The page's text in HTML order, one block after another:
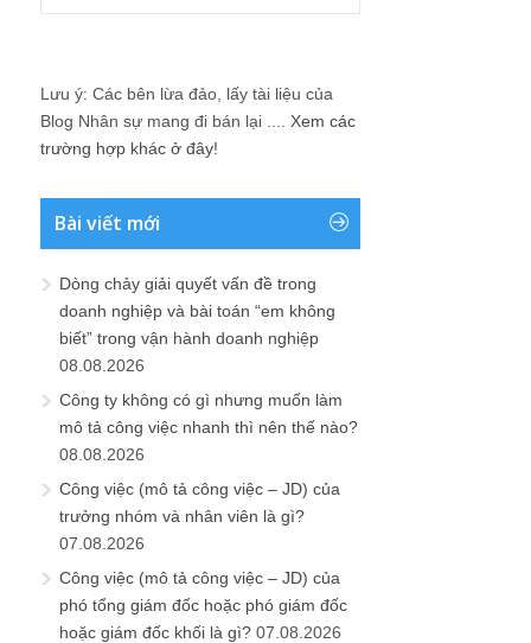
Lưu ý: Các bên lừa đảo, lấy tài liệu của
Blog Nhân sự mang đi bán lại .... Xem các
trường hợp khác ở đây!
Bài viết mới
Dòng chảy giải quyết vấn đề trong
doanh nghiệp và bài toán “em không
biết” trong vận hành doanh nghiệp
08.08.2026
Công ty không có gì nhưng muốn làm
mô tả công việc nhanh thì nên thế nào?
08.08.2026
Công việc (mô tả công việc – JD) của
trưởng nhóm và nhân viên là gì?
07.08.2026
Công việc (mô tả công việc – JD) của
phó tổng giám đốc hoặc phó giám đốc
hoặc giám đốc khối là gì? 07.08.2026